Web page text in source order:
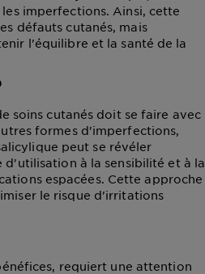
imperfections. Ainsi, cette
défauts cutanés, mais
l'équilibre et la santé de la
soins cutanés doit se faire avec
formes d'imperfections,
peut se révéler
à la sensibilité et à la
espacées. Cette approche
le risque d'irritations
requiert une attention